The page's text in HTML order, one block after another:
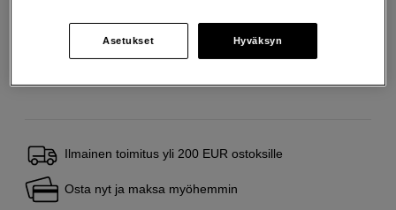
saada maksuhäiriömerkinnän. Se voi vaikeuttaa asunnon vuokraamista,
liittymien tekemistä ja uusien lainojen saamista. Apua saat kuntasi talous- ja
Ilmainen toimitus yli 200 EUR ostoksille
Osta nyt ja maksa myöhemmin
Asetukset Hyväksyn